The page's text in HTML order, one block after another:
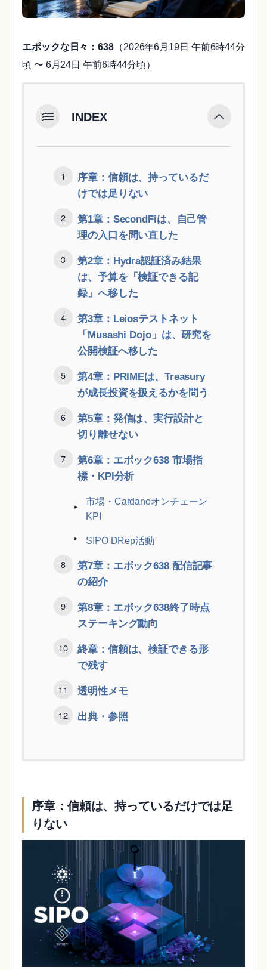
エポックな日々：638（2026年6月19日 午前6時44分
頃 〜 6月24日 午前6時44分頃）
INDEX
序章：信頼は、持っているだ
けでは足りない
第1章：SecondFiは、自己管
理の入口を問い直した
第2章：Hydra認証済み結果
は、予算を「検証できる記
録」へ移した
第3章：Leiosテストネット
「Musashi Dojo」は、研究を
公開検証へ移した
第4章：PRIMEは、Treasury
が成長投資を扱えるかを問う
第5章：発信は、実行設計と
切り離せない
第6章：エポック638 市場指
標・KPI分析
市場・Cardanoオンチェーン
KPI
SIPO DRep活動
第7章：エポック638 配信記事
の紹介
第8章：エポック638終了時点
ステーキング動向
終章：信頼は、検証できる形
で残す
透明性メモ
出典・参照
序章：信頼は、持っているだけでは足
りない